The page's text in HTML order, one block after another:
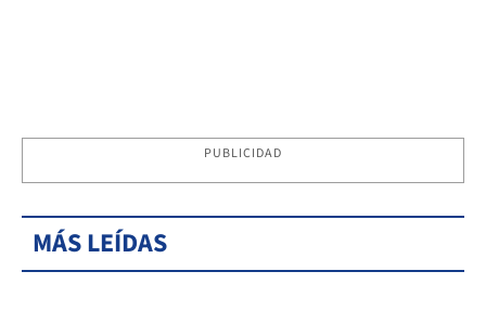
PUBLICIDAD
MÁS LEÍDAS